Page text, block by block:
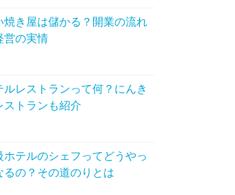
焼き屋は儲かる？開業の流れ
営の実情
ルレストランって何？にんき
ストランも紹介
ホテルのシェフってどうやっ
るの？その道のりとは